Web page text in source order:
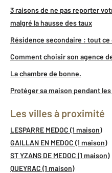
3 raisons de ne pas reporter
malgré la hausse des taux
Résidence secondaire : tout
Comment choisir son agence
La chambre de bonne.
Protéger sa maison pendant
Les villes à proximité
LESPARRE MEDOC (1 maison)
GAILLAN EN MEDOC (1 maison)
ST YZANS DE MEDOC (1 maison)
QUEYRAC (1 maison)